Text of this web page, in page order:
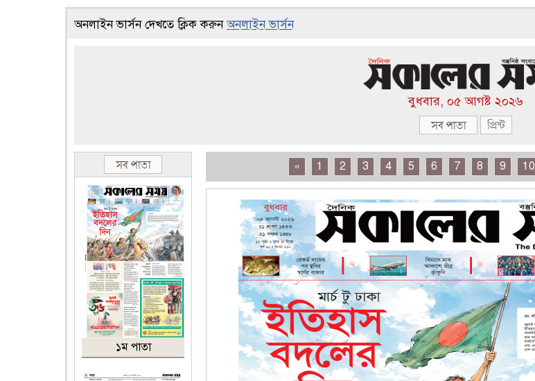
অনলাইন ভার্সন দেখতে ক্লিক করুনঅনলাইন ভার্সন
বুধবার, ০৫ আগষ্ট ২০২৬
১ম পাতা
« 1 2 3 4 5 6 7 8 9 10